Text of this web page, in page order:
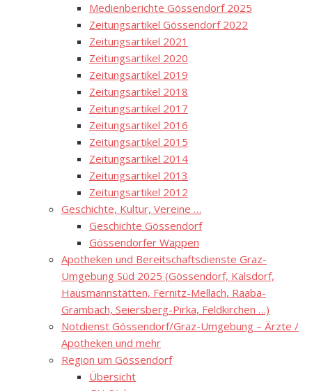
Medienberichte Gössendorf 2025
Zeitungsartikel Gössendorf 2022
Zeitungsartikel 2021
Zeitungsartikel 2020
Zeitungsartikel 2019
Zeitungsartikel 2018
Zeitungsartikel 2017
Zeitungsartikel 2016
Zeitungsartikel 2015
Zeitungsartikel 2014
Zeitungsartikel 2013
Zeitungsartikel 2012
Geschichte, Kultur, Vereine …
Geschichte Gössendorf
Gössendorfer Wappen
Apotheken und Bereitschaftsdienste Graz-
Umgebung Süd 2025 (Gössendorf, Kalsdorf,
Hausmannstätten, Fernitz-Mellach, Raaba-
Grambach, Seiersberg-Pirka, Feldkirchen …)
Notdienst Gössendorf/Graz-Umgebung – Ärzte /
Apotheken und mehr
Region um Gössendorf
Übersicht